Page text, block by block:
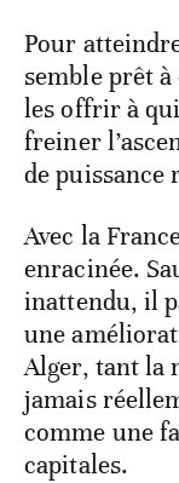
Pour
semble prêt
les offrir à
freiner
de
Avec la
enracinée.
inattendu, il
une
Alger, tant la
jamais
comme une
capitales.